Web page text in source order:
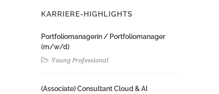
KARRIERE-HIGHLIGHTS
Portfoliomanagerin / Portfoliomanager
(m/w/d)
Young Professional
(Associate) Consultant Cloud & AI